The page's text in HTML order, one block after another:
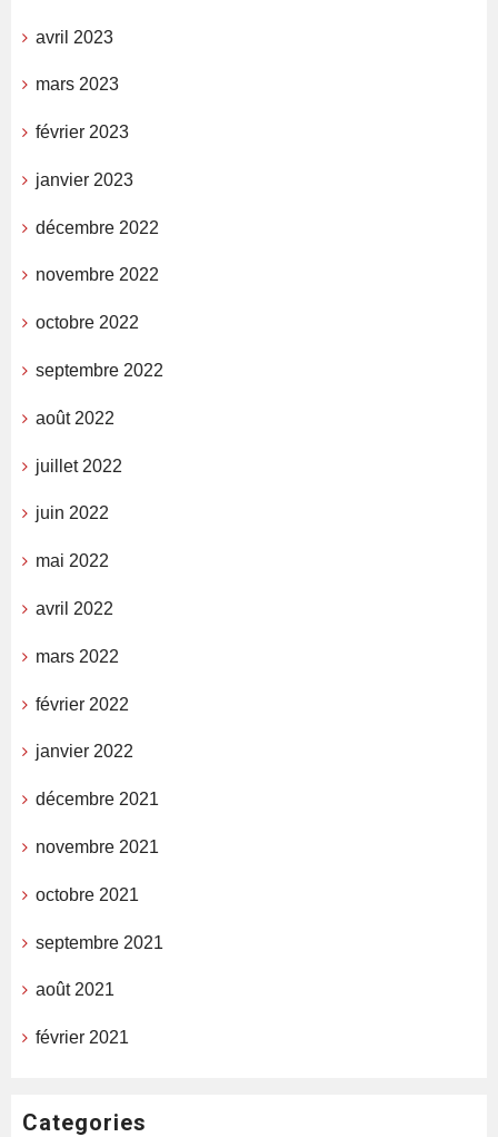
avril 2023
mars 2023
février 2023
janvier 2023
décembre 2022
novembre 2022
octobre 2022
septembre 2022
août 2022
juillet 2022
juin 2022
mai 2022
avril 2022
mars 2022
février 2022
janvier 2022
décembre 2021
novembre 2021
octobre 2021
septembre 2021
août 2021
février 2021
Categories